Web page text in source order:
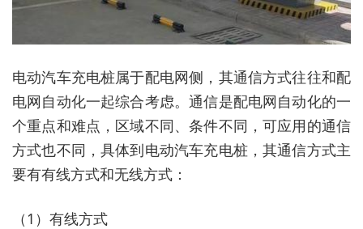
电动汽车充电桩属于配电网侧，其通信方式往往和配
电网自动化一起综合考虑。通信是配电网自动化的一
个重点和难点，区域不同、条件不同，可应用的通信
方式也不同，具体到电动汽车充电桩，其通信方式主
要有有线方式和无线方式：
（1）有线方式